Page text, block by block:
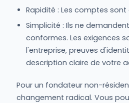
Rapidité : Les comptes
Simplicité : Ils ne
conformes. Les exigences
l'entreprise, preuves
description claire de votre
Pour un fondateur non-
changement radical. Vous